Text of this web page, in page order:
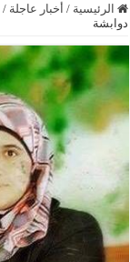
الرئيسية / أخبار عاجلة /
دوابشة